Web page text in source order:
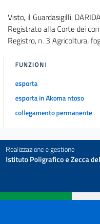
Visto, il Guardasigilli: DARIDA
Registrato alla Corte dei
Registro, n. 3 Agricoltura,
FUNZIONI
esporta
esporta in Akoma ntoso
collegamento permanente
Realizzazione e gestione
Istituto Poligrafico e Zecca